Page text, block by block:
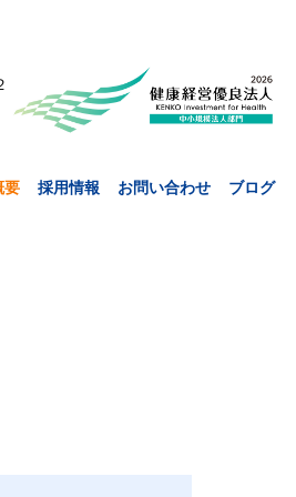
要 採用情報 お問い合わせ ブログ